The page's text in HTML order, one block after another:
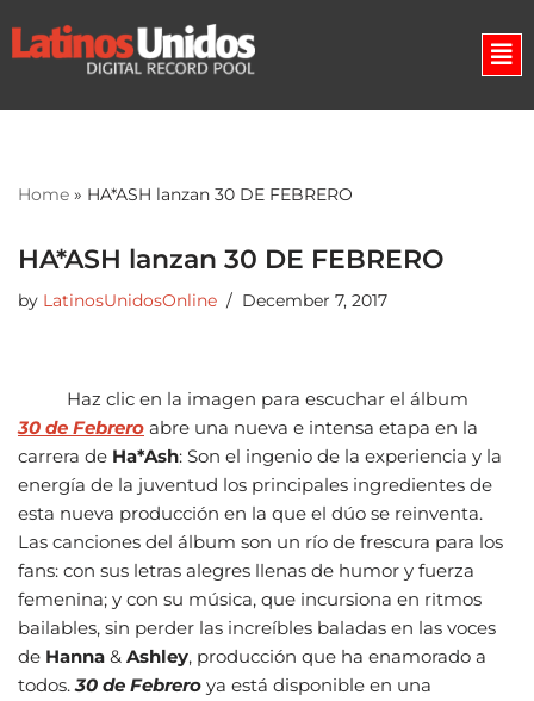
Skip
Home » HA*ASH lanzan 30 DE FEBRERO
HA*ASH lanzan 30 DE FEBRERO
by LatinosUnidosOnline December 7, 2017
Haz clic en la imagen para escuchar el álbum
30 de Febrero abre una nueva e intensa etapa en la
carrera de Ha*Ash: Son el ingenio de la experiencia y la
energía de la juventud los principales ingredientes de
esta nueva producción en la que el dúo se reinventa.
Las canciones del álbum son un río de frescura para los
fans: con sus letras alegres llenas de humor y fuerza
femenina; y con su música, que incursiona en ritmos
bailables, sin perder las increíbles baladas en las voces
de Hanna & Ashley, producción que ha enamorado a
todos.30 de Febrero ya está disponible en una